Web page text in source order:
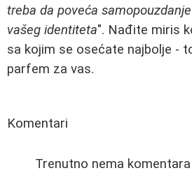
treba da poveća
vašeg identiteta". Nađite miris
sa kojim se osećate najbolje -
parfem za vas.
Komentari
Trenutno nema